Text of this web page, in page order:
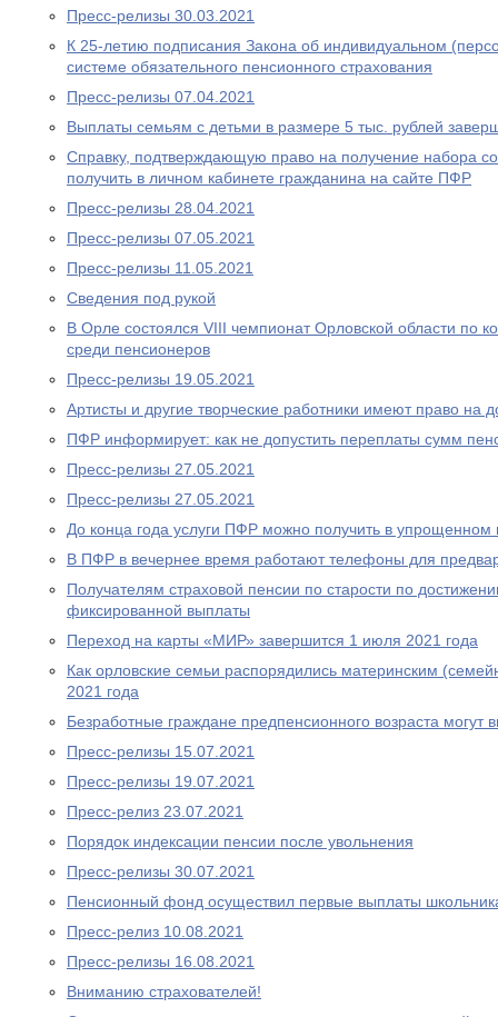
Пресс-релизы 30.03.2021
К 25-летию подписания Закона об индивидуальном
системе обязательного пенсионного страхования
Пресс-релизы 07.04.2021
Выплаты семьям с детьми в размере 5 тыс. рублей
Справку, подтверждающую право на получение набора
получить в личном кабинете гражданина на сайте ПФР
Пресс-релизы 28.04.2021
Пресс-релизы 07.05.2021
Пресс-релизы 11.05.2021
Сведения под рукой
В Орле состоялся VIII чемпионат Орловской области по
среди пенсионеров
Пресс-релизы 19.05.2021
Артисты и другие творческие работники имеют право на
ПФР информирует: как не допустить переплаты сумм
Пресс-релизы 27.05.2021
Пресс-релизы 27.05.2021
До конца года услуги ПФР можно получить в упрощенном
В ПФР в вечернее время работают телефоны для
Получателям страховой пенсии по старости по
фиксированной выплаты
Переход на карты «МИР» завершится 1 июля 2021 года
Как орловские семьи распорядились материнским
2021 года
Безработные граждане предпенсионного возраста
Пресс-релизы 15.07.2021
Пресс-релизы 19.07.2021
Пресс-релиз 23.07.2021
Порядок индексации пенсии после увольнения
Пресс-релизы 30.07.2021
Пенсионный фонд осуществил первые выплаты
Пресс-релиз 10.08.2021
Пресс-релизы 16.08.2021
Вниманию страхователей!